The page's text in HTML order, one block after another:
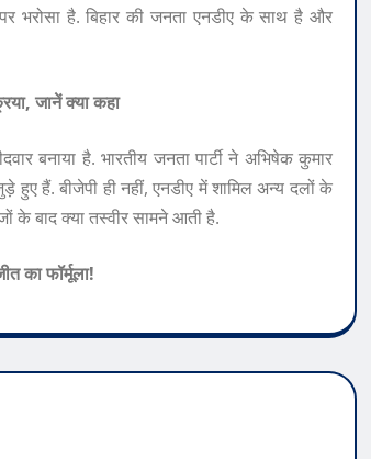
भरोसा है. बिहार की जनता एनडीए के साथ है और
जानें क्या कहा
बनाया है. भारतीय जनता पार्टी ने अभिषेक कुमार
हुए हैं. बीजेपी ही नहीं, एनडीए में शामिल अन्य दलों के
के बाद क्या तस्वीर सामने आती है.
का फॉर्मूला!